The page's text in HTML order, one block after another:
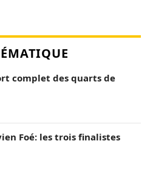
complet des quarts de
Foé: les trois finalistes